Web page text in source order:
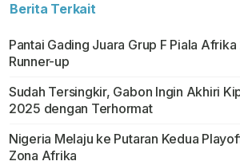
Berita Terkait
Pantai Gading Juara Grup F Piala
Runner-up
Sudah Tersingkir, Gabon Ingin Akhiri
2025 dengan Terhormat
Nigeria Melaju ke Putaran Kedua
Zona Afrika